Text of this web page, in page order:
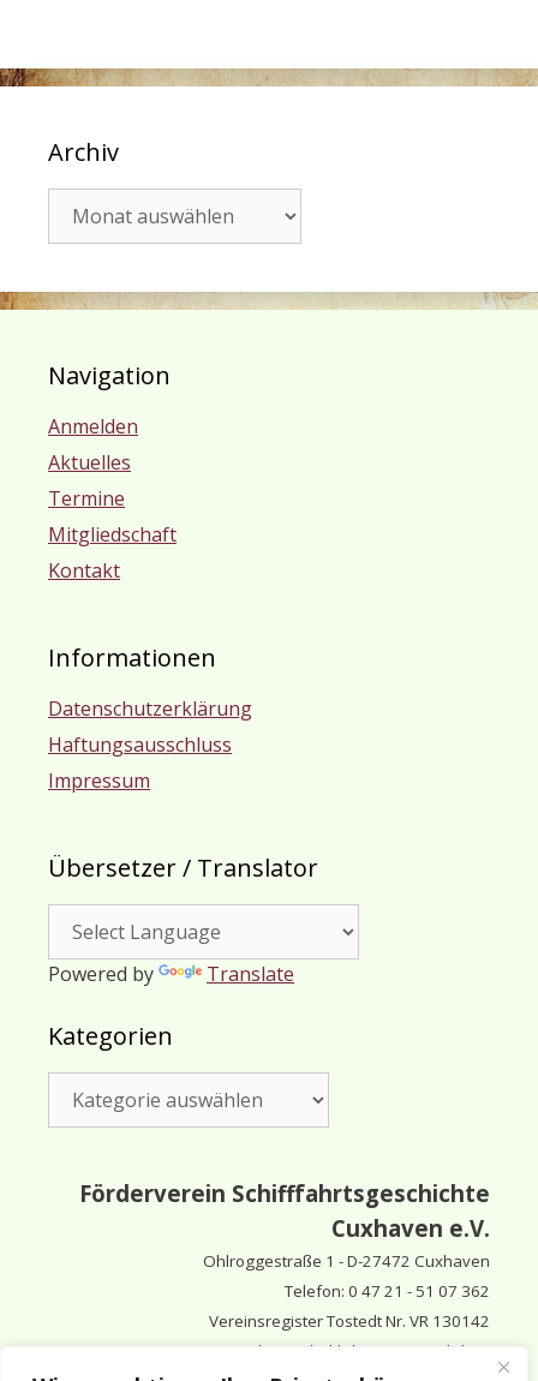
Archiv
Navigation
Anmelden
Aktuelles
Termine
Mitgliedschaft
Kontakt
Informationen
Datenschutzerklärung
Haftungsausschluss
Impressum
Übersetzer / Translator
Powered by Translate
Kategorien
Förderverein Schifffahrtsgeschichte
Cuxhaven e.V.
Ohlroggestraße 1 - D-27472 Cuxhaven
Telefon: 0 47 21 - 51 07 362
Vereinsregister Tostedt Nr. VR 130142
Vorsitzender & inhaltlich Verantwortlicher: